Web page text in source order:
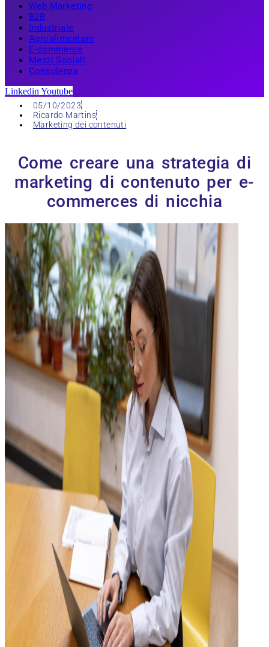
Web Marketing
B2B
Industriale
Agroalimentare
E-commerce
Mezzi Sociali
Consulenza
Linkedin Youtube
05/10/2023
Ricardo Martins
Marketing dei contenuti
Come creare una strategia di
marketing di contenuto per e-
commerces di nicchia